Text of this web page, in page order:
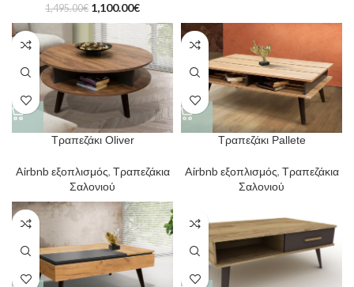
1,495.00€ 1,100.00€
Τραπεζάκι Oliver
Airbnb εξοπλισμός, Τραπεζάκια
Σαλονιού
Τραπεζάκι Pallete
Airbnb εξοπλισμός, Τραπεζάκια
Σαλονιού